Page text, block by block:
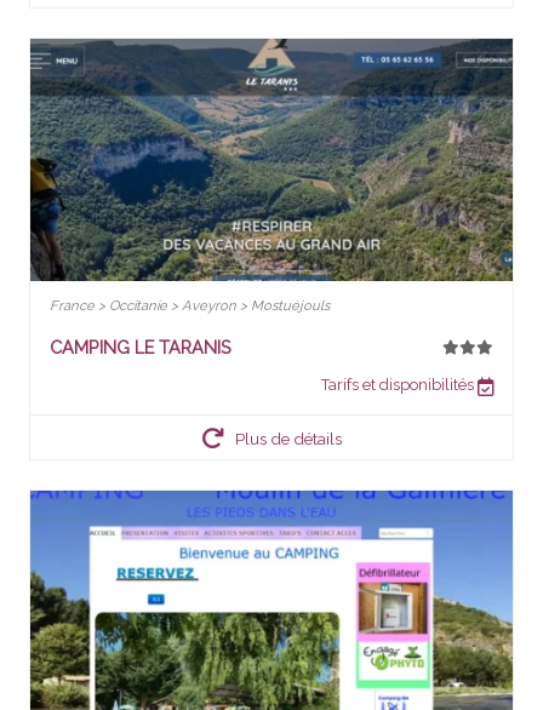
France > Occitanie > Aveyron > Mostuéjouls
CAMPING LE TARANIS
Tarifs et disponibilités
Plus de détails